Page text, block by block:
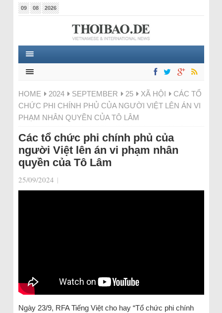
09 08 2026
HOME 2024 SEPTEMBER 25 XÃ HỘI
CÁC TỔ
CHỨC PHI CHÍNH PHỦ CỦA NGƯỜI VIỆT LÊN ÁN VI
PHẠM NHÂN QUYỀN CỦA TÔ LÂM
Các tổ chức phi chính phủ của
người Việt lên án vi phạm nhân
quyền của Tô Lâm
25/09/2024 |
Ngày 23/9, RFA Tiếng Việt cho hay “Tổ chức phi chính